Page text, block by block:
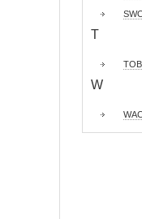
T
TOB
W